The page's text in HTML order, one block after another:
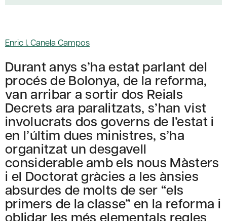
Enric I. Canela Campos
Durant anys s’ha estat parlant del
procés de Bolonya, de la reforma,
van arribar a sortir dos Reials
Decrets ara paralitzats, s’han vist
involucrats dos governs de l’estat i
en l’últim dues ministres, s’ha
organitzat un desgavell
considerable amb els nous Màsters
i el Doctorat gràcies a les ànsies
absurdes de molts de ser “els
primers de la classe” en la reforma i
oblidar les més elementals regles